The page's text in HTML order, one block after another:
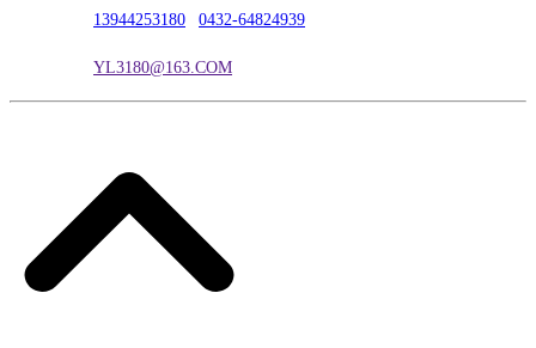
13944253180 0432-64824939
YL3180@163.COM